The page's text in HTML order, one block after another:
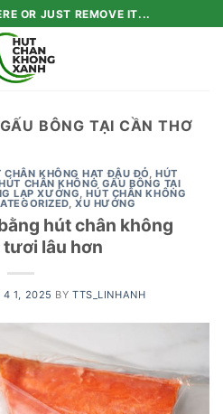
OR JUST REMOVE IT...
BÔNG TẠI CẦN THƠ
CHÂN KHÔNG HẠT ĐẬU ĐỎ,HÚT
CHÂN KHÔNG GẤU BÔNG TẠI
LẠP XƯỞNG,HÚT CHÂN KHÔNG
,XU HƯỚNG
hút chân không
tươi lâu hơn
4 1, 2025 BYTTS_LINHANH